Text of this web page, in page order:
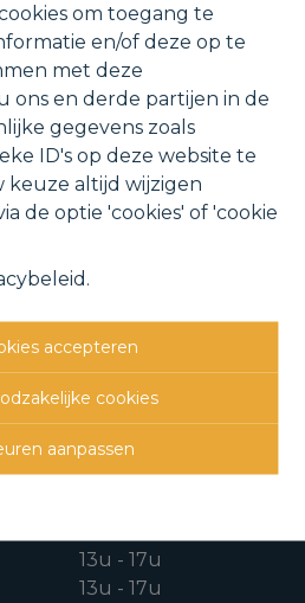
om toegang te
en/of deze op te
met deze
ons en derde partijen in de
gegevens zoals
ID's op deze website te
keuze altijd wijzigen
de optie 'cookies' of 'cookie
.
accepteren
cookies
aanpassen
Vilvoorde
217 m² 220 m²
13u - 17u
13u - 17u